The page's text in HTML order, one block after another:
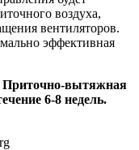
воздуха,
вентиляторов.
эффективная
Приточно-вытяжная
6-8 недель.